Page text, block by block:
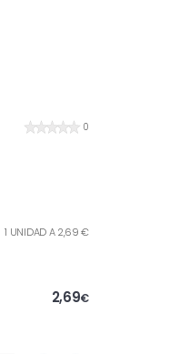
0
1 UNIDAD A 2,69 €
2,69€